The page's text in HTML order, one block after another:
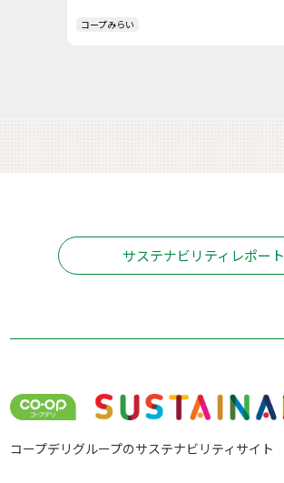
コープみらい
サステナビリティレポート
コープデリグループのサステナビリティサイト